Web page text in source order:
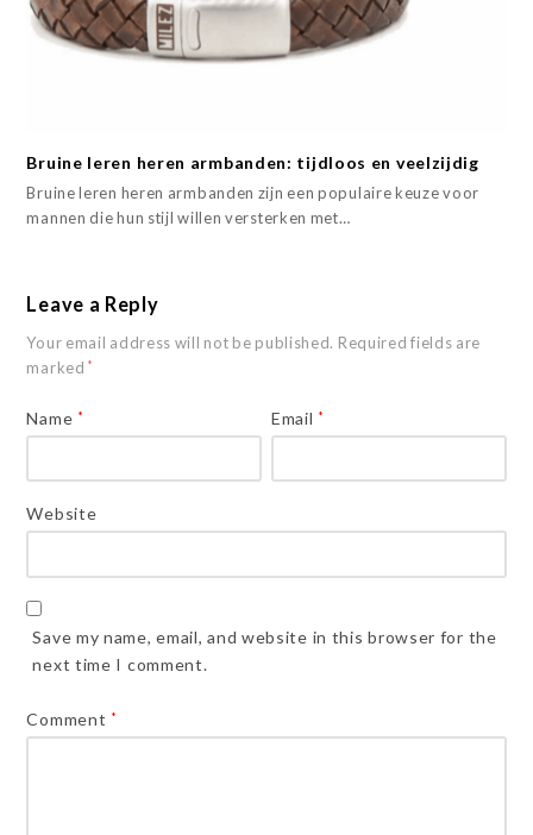
Bruine leren heren armbanden: tijdloos en veelzijdig
Bruine leren heren armbanden zijn een populaire keuze voor
mannen die hun stijl willen versterken met…
Leave a Reply
Your email address will not be published. Required fields are
marked*
Name * Email *
Website
Save my name, email, and website in this browser for the
next time I comment.
Comment *